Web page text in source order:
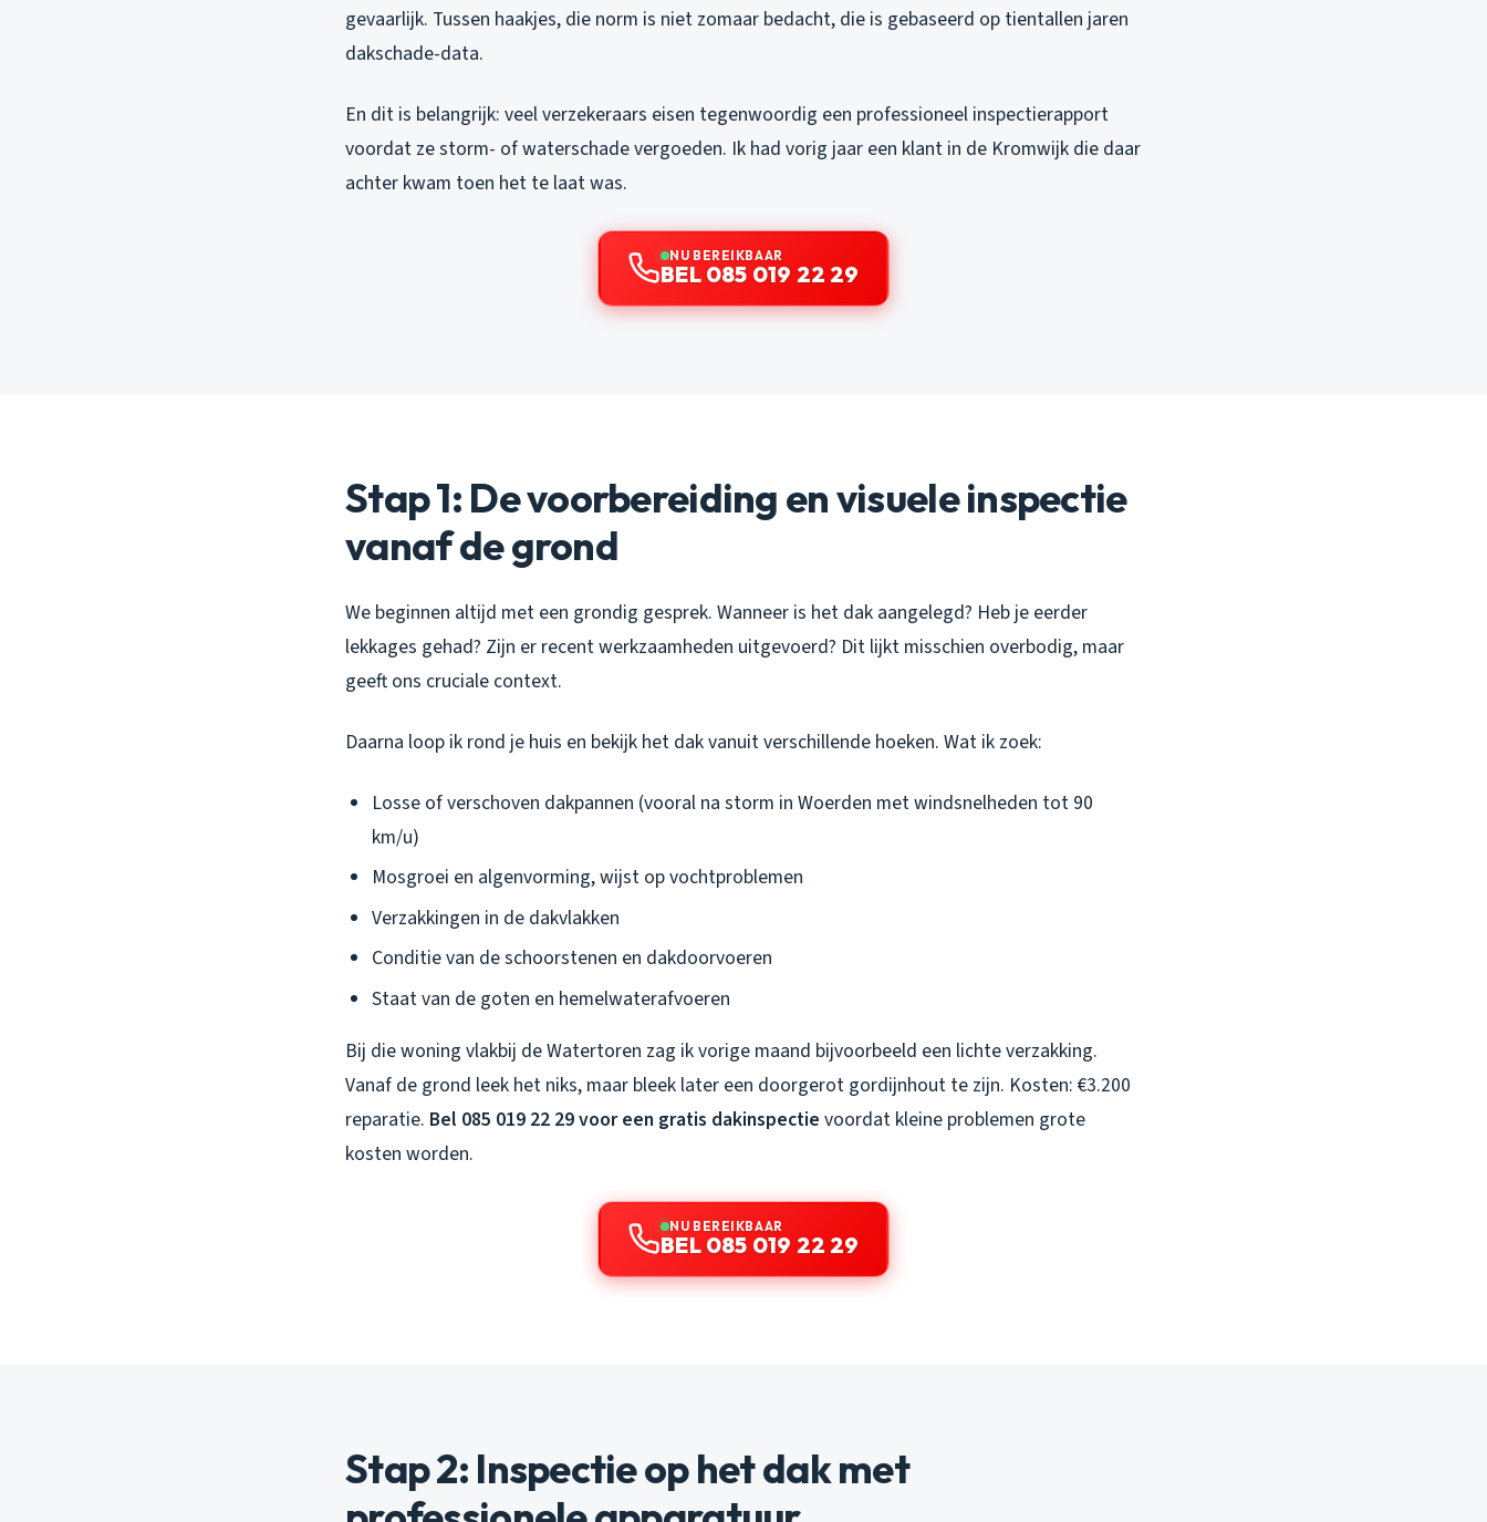
gevaarlijk. Tussen haakjes, die norm is niet zomaar bedacht, die is gebaseerd op tientallen jaren
dakschade-data.
En dit is belangrijk: veel verzekeraars eisen tegenwoordig een professioneel inspectierapport
voordat ze storm- of waterschade vergoeden. Ik had vorig jaar een klant in de Kromwijk die daar
achter kwam toen het te laat was.
NU BEREIKBAAR
BEL 085 019 22 29
Stap 1: De voorbereiding en visuele inspectie
vanaf de grond
We beginnen altijd met een grondig gesprek. Wanneer is het dak aangelegd? Heb je eerder
lekkages gehad? Zijn er recent werkzaamheden uitgevoerd? Dit lijkt misschien overbodig, maar
geeft ons cruciale context.
Daarna loop ik rond je huis en bekijk het dak vanuit verschillende hoeken. Wat ik zoek:
Losse of verschoven dakpannen (vooral na storm in Woerden met windsnelheden tot 90
km/u)
Mosgroei en algenvorming, wijst op vochtproblemen
Verzakkingen in de dakvlakken
Conditie van de schoorstenen en dakdoorvoeren
Staat van de goten en hemelwaterafvoeren
Bij die woning vlakbij de Watertoren zag ik vorige maand bijvoorbeeld een lichte verzakking.
Vanaf de grond leek het niks, maar bleek later een doorgerot gordijnhout te zijn. Kosten: €3.200
reparatie. Bel 085 019 22 29 voor een gratis dakinspectie voordat kleine problemen grote
kosten worden.
NU BEREIKBAAR
BEL 085 019 22 29
Stap 2: Inspectie op het dak met